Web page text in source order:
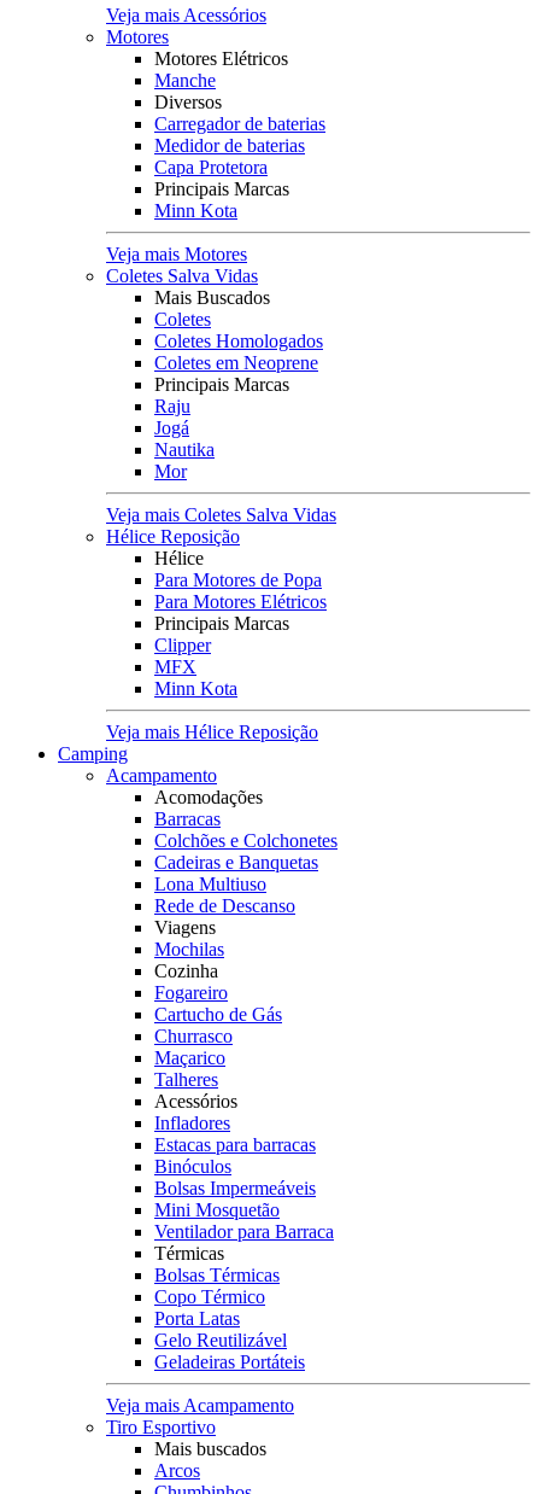
Veja mais Acessórios
Motores
Motores Elétricos
Manche
Diversos
Carregador de baterias
Medidor de baterias
Capa Protetora
Principais Marcas
Minn Kota
Veja mais Motores
Coletes Salva Vidas
Mais Buscados
Coletes
Coletes Homologados
Coletes em Neoprene
Principais Marcas
Raju
Jogá
Nautika
Mor
Veja mais Coletes Salva Vidas
Hélice Reposição
Hélice
Para Motores de Popa
Para Motores Elétricos
Principais Marcas
Clipper
MFX
Minn Kota
Veja mais Hélice Reposição
Camping
Acampamento
Acomodações
Barracas
Colchões e Colchonetes
Cadeiras e Banquetas
Lona Multiuso
Rede de Descanso
Viagens
Mochilas
Cozinha
Fogareiro
Cartucho de Gás
Churrasco
Maçarico
Talheres
Acessórios
Infladores
Estacas para barracas
Binóculos
Bolsas Impermeáveis
Mini Mosquetão
Ventilador para Barraca
Térmicas
Bolsas Térmicas
Copo Térmico
Porta Latas
Gelo Reutilizável
Geladeiras Portáteis
Veja mais Acampamento
Tiro Esportivo
Mais buscados
Arcos